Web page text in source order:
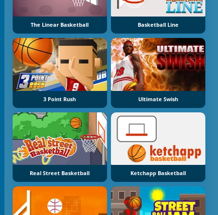
The Linear Basketball Basketball Line
3 Point Rush Ultimate Swish
Real Street Basketball Ketchapp Basketball